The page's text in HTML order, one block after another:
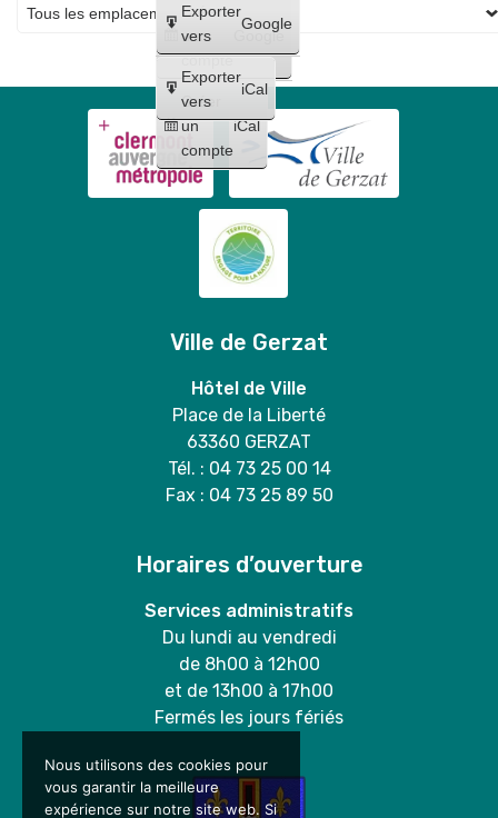
Créer
un
compte
Google
Créer
un
compte
iCal
Exporter
vers
Google
Exporter
vers
iCal
Ville de Gerzat
Hôtel de Ville
Place de la Liberté
63360 GERZAT
Tél. : 04 73 25 00 14
Fax : 04 73 25 89 50
Horaires d’ouverture
Services administratifs
Du lundi au vendredi
de 8h00 à 12h00
et de 13h00 à 17h00
Fermés les jours fériés
Nous utilisons des cookies pour
vous garantir la meilleure
expérience sur notre site web. Si